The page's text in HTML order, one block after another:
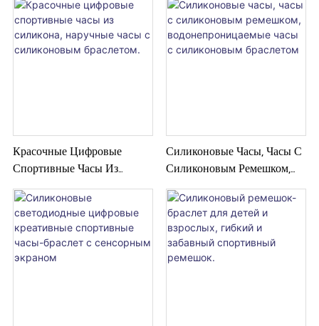
Балансировкой
Отрицательных Ионов,
Прочные И Удобные Для
Повседневного Ношения.
Силиконовым Ремешком,
Обеспечивающие Комфорт
И Спортивный Стиль.
Красочные Цифровые
Спортивные Часы Из
С Силиконовым Браслетом.
Силиконовые Часы, Часы С
Силиконовым Ремешком,
С Силиконовым Браслетом